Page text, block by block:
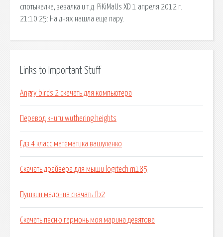
спотыкалка, зевалка и т.д. PiKiMaUs XD 1 апреля 2012 г.
21:10:25: На днях нашла еще пару.
Links to Important Stuff
Angry birds 2 скачать для компьютера
Перевод книги wuthering heights
Гдз 4 класс математика вашуленко
Скачать драйвера для мыши logitech m185
Пушкин мадонна скачать fb2
Скачать песню гармонь моя марина девятова